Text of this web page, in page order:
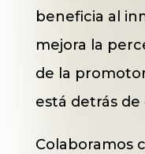
beneficia al
mejora la
de la
está detrás
Colaboramos